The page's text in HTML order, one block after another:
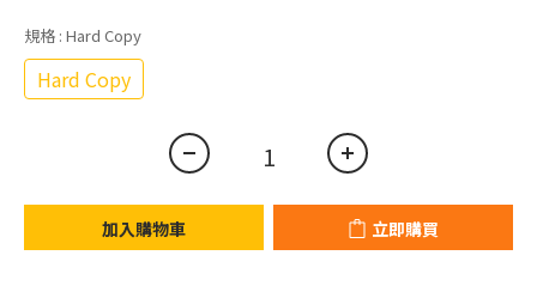
規格 : Hard Copy
Hard Copy
加入購物車 立即購買